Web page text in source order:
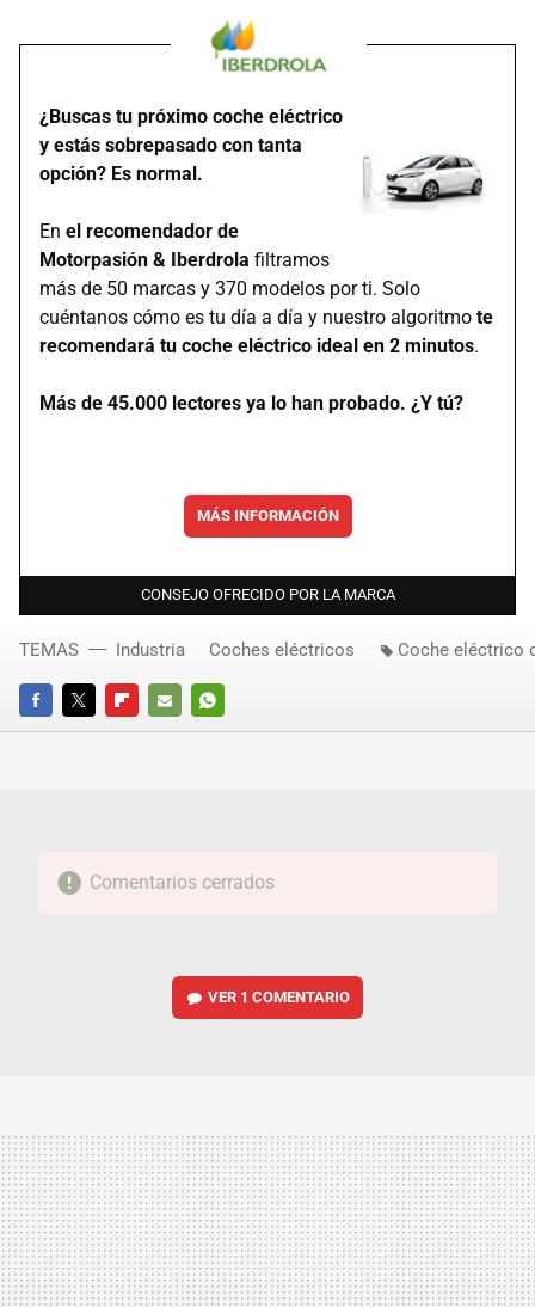
¿Buscas tu próximo coche eléctrico
y estás sobrepasado con tanta
opción? Es normal.
En el recomendador de
Motorpasión & Iberdrola filtramos
más de 50 marcas y 370 modelos por ti. Solo
cuéntanos cómo es tu día a día y nuestro algoritmo te
recomendará tu coche eléctrico ideal en 2 minutos.
Más de 45.000 lectores ya lo han probado. ¿Y tú?
MÁS INFORMACIÓN
CONSEJO OFRECIDO POR LA MARCA
FACEBOOKTWITTERFLIPBOARD
E-
WHATSAPP
TEMAS Industria Coches eléctricos Coche eléctrico
Comentarios cerrados
VER 1 COMENTARIO